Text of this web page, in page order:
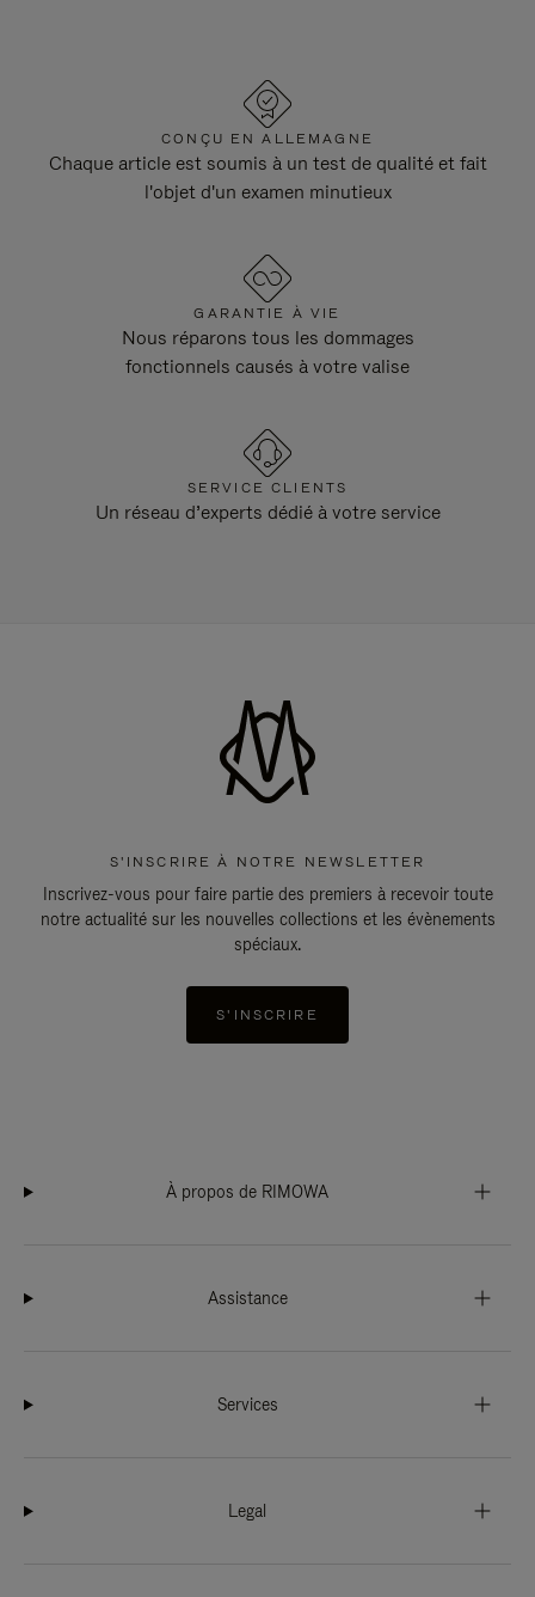
CONÇU EN ALLEMAGNE
Chaque article est soumis à un test de qualité et fait
l'objet d'un examen minutieux
GARANTIE À VIE
Nous réparons tous les dommages
fonctionnels causés à votre valise
SERVICE CLIENTS
Un réseau d’experts dédié à votre service
S'INSCRIRE À NOTRE NEWSLETTER
Inscrivez-vous pour faire partie des premiers à recevoir toute
notre actualité sur les nouvelles collections et les évènements
spéciaux.
S'INSCRIRE
À propos de RIMOWA
Assistance
Services
Legal